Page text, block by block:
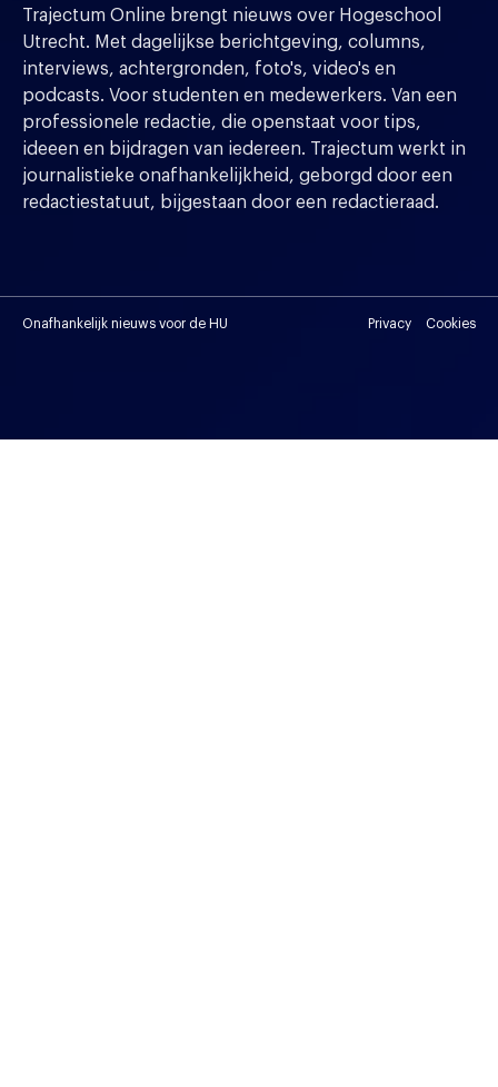
Trajectum Online brengt nieuws over Hogeschool
Utrecht. Met dagelijkse berichtgeving, columns,
interviews, achtergronden, foto's, video's en
podcasts. Voor studenten en medewerkers. Van een
professionele redactie, die openstaat voor tips,
ideeen en bijdragen van iedereen. Trajectum werkt in
journalistieke onafhankelijkheid, geborgd door een
redactiestatuut, bijgestaan door een redactieraad.
Onafhankelijk nieuws voor de HU Privacy Cookies